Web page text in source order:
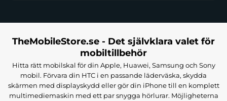
TheMobileStore.se - Det självklara valet för
mobiltillbehör
Hitta rätt mobilskal för din Apple, Huawei, Samsung och Sony
mobil. Förvara din HTC i en passande läderväska, skydda
skärmen med displayskydd eller gör din iPhone till en komplett
multimediemaskin med ett par snygga hörlurar. Möjligheterna